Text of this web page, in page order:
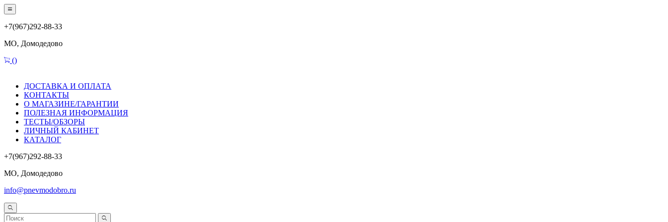
+7(967)292-88-33
МО, Домодедово
()
ДОСТАВКА И ОПЛАТА
КОНТАКТЫ
О МАГАЗИНЕ/ГАРАНТИИ
ПОЛЕЗНАЯ ИНФОРМАЦИЯ
ТЕСТЫ/ОБЗОРЫ
ЛИЧНЫЙ КАБИНЕТ
КАТАЛОГ
+7(967)292-88-33
МО, Домодедово
info@pnevmodobro.ru